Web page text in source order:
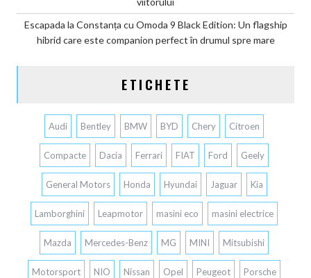
Escapada la Constanța cu Omoda 9 Black Edition: Un flagship
hibrid care este companion perfect în drumul spre mare
ETICHETE
Audi Bentley BMW BYD Chery Citroen
Compacte Dacia Ferrari FIAT Ford Geely
General Motors Honda Hyundai Jaguar Kia
Lamborghini Leapmotor masini eco masini electrice
Mazda Mercedes-Benz MG MINI Mitsubishi
Motorsport NIO Nissan Opel Peugeot Porsche